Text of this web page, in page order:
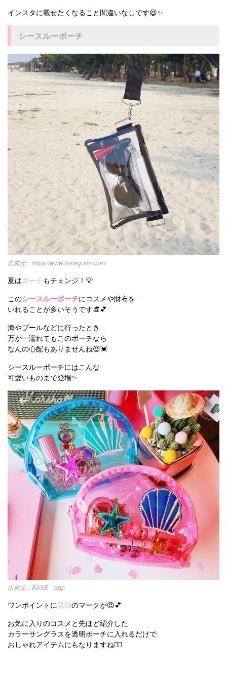
インスタに載せたくなること間違いなしです😆✨
シースルーポーチ
https://www.instagram.com/
夏はポーチもチェンジ！💡
このシースルーポーチにコスメや財布を
いれることが多いそうです👒💕
海やプールなどに行ったとき
万が一濡れてもこのポーチなら
なんの心配もありませんね😍💓
シースルーポーチにはこんな
可愛いものまで登場✨
BASE app
ワンポイントに 貝殻のマークが😍💕
お気に入りのコスメと先ほど紹介した
カラーサングラスを透明ポーチに入れるだけで
おしゃれアイテムにもなりますね👍🏻